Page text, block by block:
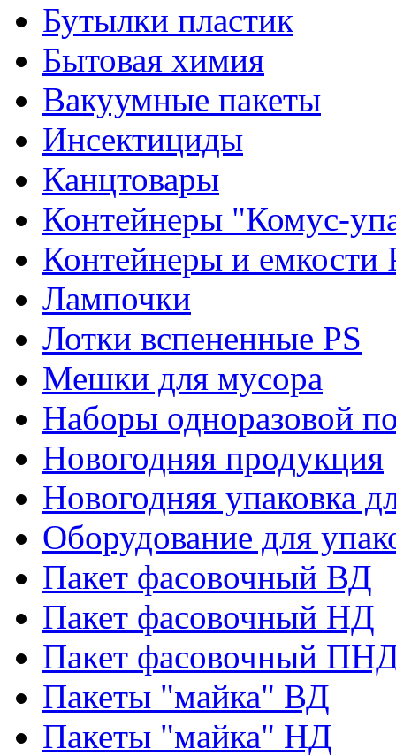
Бутылки пластик
Бытовая химия
Вакуумные пакеты
Инсектициды
Канцтовары
Контейнеры "Комус-
Контейнеры и емкости
Лампочки
Лотки вспененные PS
Мешки для мусора
Наборы одноразовой
Новогодняя продукция
Новогодняя упаковка
Оборудование для
Пакет фасовочный ВД
Пакет фасовочный НД
Пакет фасовочный
Пакеты "майка" ВД
Пакеты "майка" НД